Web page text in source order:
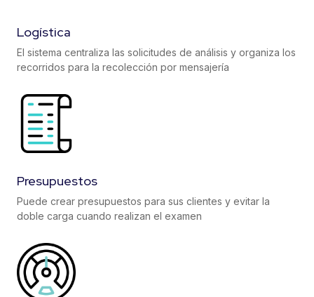
Logística
El sistema centraliza las solicitudes de análisis y organiza los
recorridos para la recolección por mensajería
Presupuestos
Puede crear presupuestos para sus clientes y evitar la
doble carga cuando realizan el examen